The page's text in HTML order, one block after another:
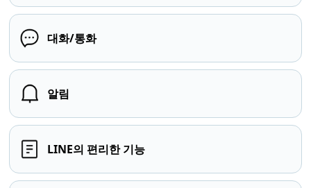
대화/통화
알림
LINE의 편리한 기능